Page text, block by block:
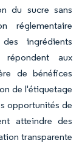
du sucre sans
réglementaire
ingrédients
répondent aux
de bénéfices
de l'étiquetage
opportunités de
atteindre des
transparente